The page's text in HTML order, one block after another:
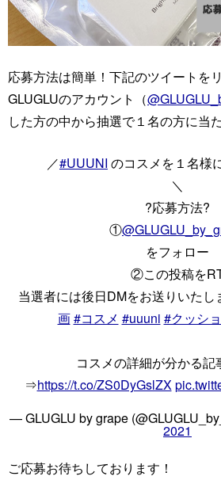
応募方法は簡単！下記のツイートを
GLUGLUのアカウント（
した方の中から抽選で１名の方に当た
／#UUUNI のコスメを１名様
＼
?応募方法?
①
をフォロー​
②この投稿を
当選者には後日DMをお送りいたし
画#コスメ #uuuni #クッシ
コスメの詳細が分かる記
⇒https://t.co/ZS0DyGslZX
— GLUGLU by grape
2021
ご応募お待ちしております！